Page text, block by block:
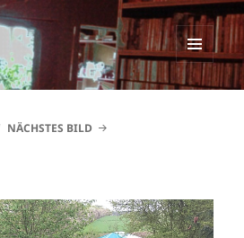
MENÜ
UND
NÄCHSTES BILD